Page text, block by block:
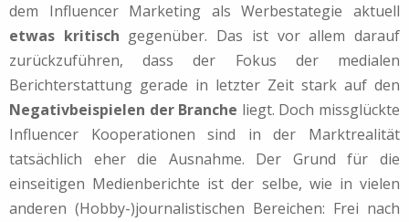
dem Influencer Marketing als Werbestategie aktuell
etwas kritisch gegenüber. Das ist vor allem darauf
zurückzuführen, dass der Fokus der medialen
Berichterstattung gerade in letzter Zeit stark auf den
Negativbeispielen der Branche liegt. Doch missglückte
Influencer Kooperationen sind in der Marktrealität
tatsächlich eher die Ausnahme. Der Grund für die
einseitigen Medienberichte ist der selbe, wie in vielen
anderen (Hobby-)journalistischen Bereichen: Frei nach